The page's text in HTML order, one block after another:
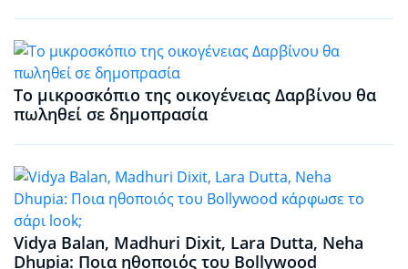
Το μικροσκόπιο της οικογένειας Δαρβίνου θα
πωληθεί σε δημοπρασία
Vidya Balan, Madhuri Dixit, Lara Dutta, Neha
Dhupia: Ποια ηθοποιός του Bollywood